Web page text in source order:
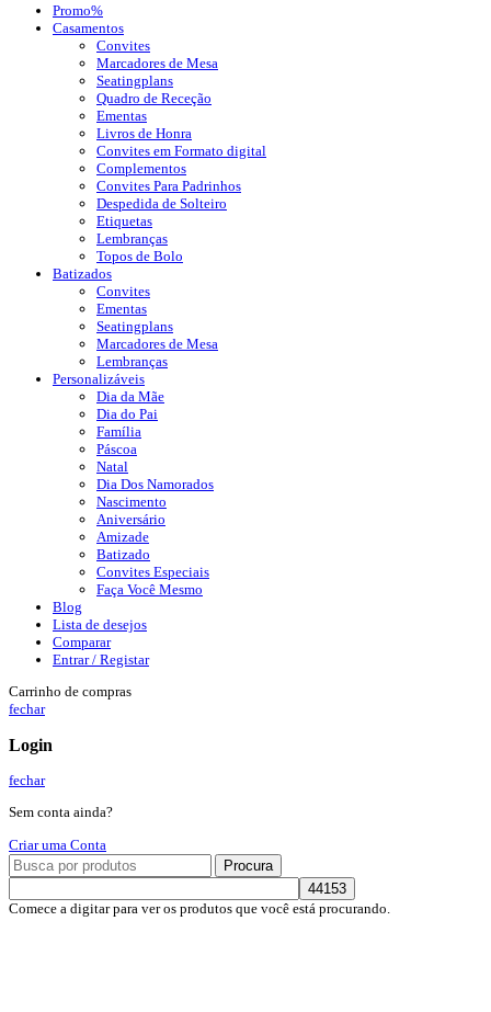
Promo%
Casamentos
Convites
Marcadores de Mesa
Seatingplans
Quadro de Receção
Ementas
Livros de Honra
Convites em Formato digital
Complementos
Convites Para Padrinhos
Despedida de Solteiro
Etiquetas
Lembranças
Topos de Bolo
Batizados
Convites
Ementas
Seatingplans
Marcadores de Mesa
Lembranças
Personalizáveis
Dia da Mãe
Dia do Pai
Família
Páscoa
Natal
Dia Dos Namorados
Nascimento
Aniversário
Amizade
Batizado
Convites Especiais
Faça Você Mesmo
Blog
Lista de desejos
Comparar
Entrar / Registar
Carrinho de compras
fechar
Login
fechar
Sem conta ainda?
Criar uma Conta
Procura
Comece a digitar para ver os produtos que você está procurando.